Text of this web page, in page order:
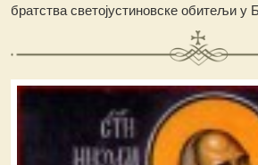
братства светојустиновске обитељи у